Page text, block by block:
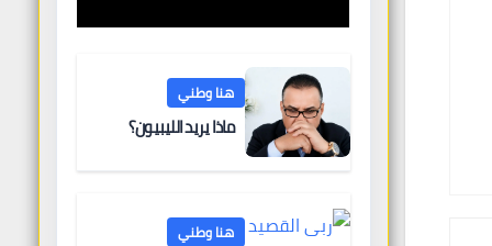
هنا وطني
ماذا يريد الليبيون؟
هنا وطني